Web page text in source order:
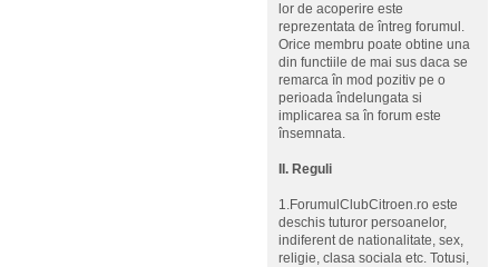
lor de acoperire este
reprezentata de întreg forumul.
Orice membru poate obtine una
din functiile de mai sus daca se
remarca în mod pozitiv pe o
perioada îndelungata si
implicarea sa în forum este
însemnata.
II. Reguli
1.ForumulClubCitroen.ro este
deschis tuturor persoanelor,
indiferent de nationalitate, sex,
religie, clasa sociala etc. Totusi,